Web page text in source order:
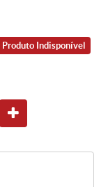
Produto Indisponível